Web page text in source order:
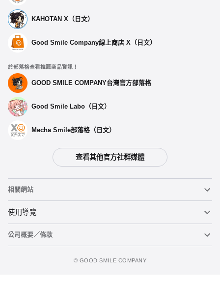
KAHOTAN X（日文）
Good Smile Company線上商店 X（日文）
於部落格查看推薦商品資訊！
GOOD SMILE COMPANY台灣官方部落格
Good Smile Labo（日文）
Mecha Smile部落格（日文）
查看其他官方社群媒體
相關網站
黏土人
黏土人臉部製造機（英文）
使用導覽
重要公告
公司概要／條款
©️ GOOD SMILE COMPANY